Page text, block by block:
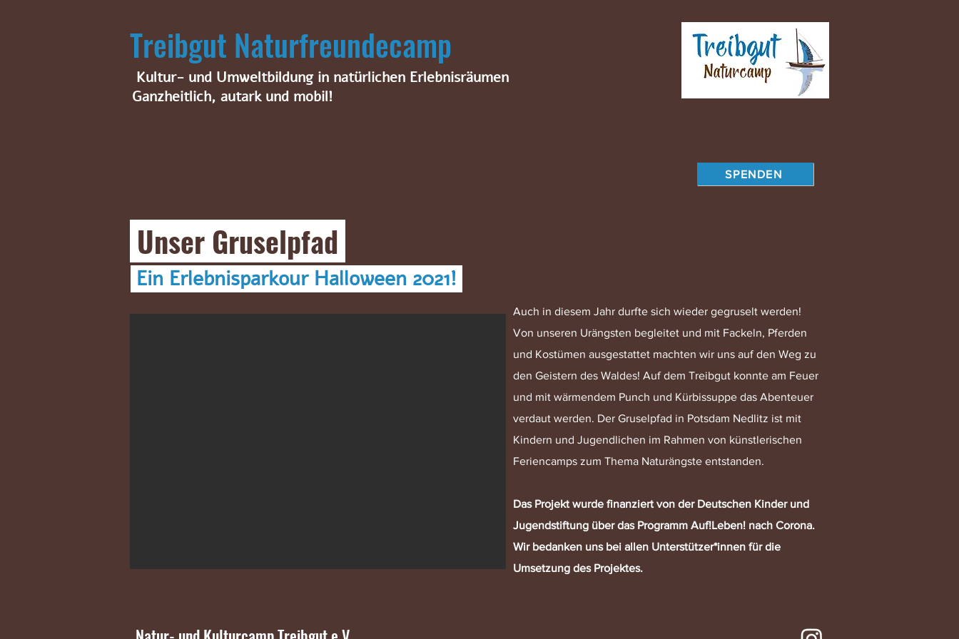
Treibgut Naturfreundecamp
Kultur- und Umweltbildung in natürlichen Erlebnisräumen
Ganzheitlich, autark und mobil!
SPENDEN
Unser Gruselpfad
Ein Erlebnisparkour Halloween 2021!
Auch in diesem Jahr durfte sich wieder gegruselt werden!
Von unseren Urängsten begleitet und mit Fackeln, Pferden
und Kostümen ausgestattet machten wir uns auf den Weg zu
den Geistern des Waldes! Auf dem Treibgut konnte am Feuer
und mit wärmendem Punch und Kürbissuppe das Abenteuer
verdaut werden. Der Gruselpfad in Potsdam Nedlitz ist mit
Kindern und Jugendlichen im Rahmen von künstlerischen
Feriencamps zum Thema Naturängste entstanden.
Das Projekt wurde finanziert von der Deutschen Kinder und
Jugendstiftung über das Programm Auf!Leben! nach Corona.
Wir bedanken uns bei allen Unterstützer*innen für die
Umsetzung des Projektes.